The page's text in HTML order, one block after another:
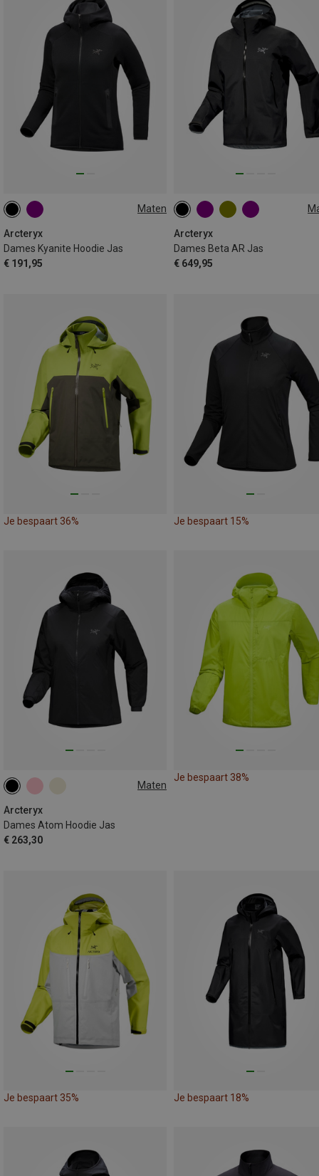
Maten
Arcteryx
Dames Kyanite Hoodie Jas
€ 191,95
XS S
Arcteryx
Dames Beta AR Jas
€ 649,95
XS S M
Je bespaart 36% Je bespaart 15%
Maten
Arcteryx
Dames Atom Hoodie Jas
€ 263,30
XS
Je bespaart 38%
Je bespaart 35% Je bespaart 18%